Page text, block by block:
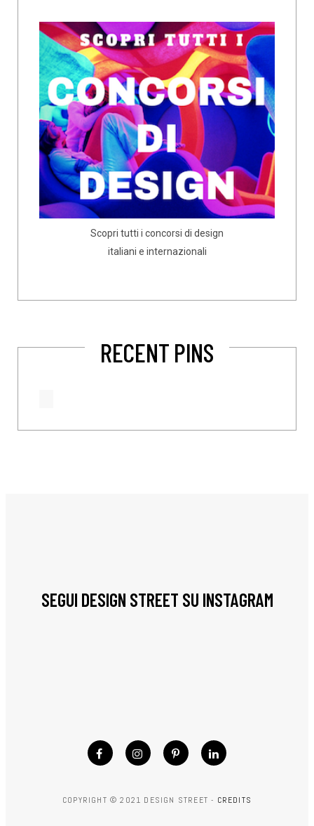
Scopri tutti i concorsi di design
italiani e internazionali
RECENT PINS
SEGUI DESIGN STREET SU INSTAGRAM
COPYRIGHT © 2021 DESIGN STREET - CREDITS